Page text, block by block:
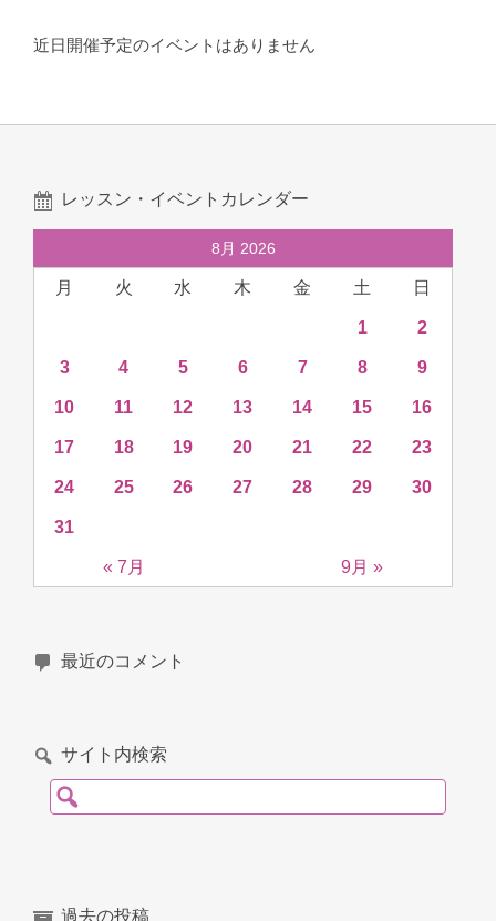
近日開催予定のイベントはありません
レッスン・イベントカレンダー
8月 2026
月 火 水 木 金 土 日
« 7月 9月 »
1 2
3 4 5 6 7 8 9
10 11 12 13 14 15 16
17 18 19 20 21 22 23
24 25 26 27 28 29 30
31
最近のコメント
サイト内検索
検索:
過去の投稿